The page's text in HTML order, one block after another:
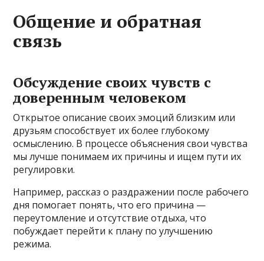
Общение и обратная
связь
Обсуждение своих чувств с
доверенным человеком
Открытое описание своих эмоций близким или
друзьям способствует их более глубокому
осмыслению. В процессе объяснения свои чувства
мы лучше понимаем их причины и ищем пути их
регулировки.
Например, рассказ о раздражении после рабочего
дня помогает понять, что его причина —
переутомление и отсутствие отдыха, что
побуждает перейти к плану по улучшению
режима.